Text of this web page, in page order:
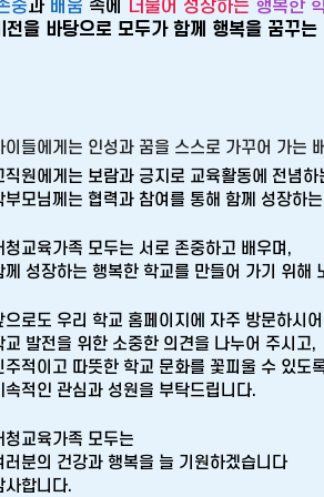
중과 배움 속에 더불어 성장하는 행복한
전을 바탕으로 모두가 함께 행복을 꿈꾸는
이들에게는 인성과 꿈을 스스로 가꾸어 가는
직원에게는 보람과 긍지로 교육활동에 전념하
부모님께는 협력과 참여를 통해 함께 성장하
청교육가족 모두는 서로 존중하고 배우며 ,
께 성장하는 행복한 학교를 만들어 가기 위해
으로도 우리 학교 홈페이지에 자주 방문하시어
교 발전을 위한 소중한 의견을 나누어 주시고,
주적이고 따뜻한 학교 문화를 꽃피울 수 있도
속적인 관심과 성원을 부탁드립니다.
청교육가족 모두는
러분의 건강과 행복을 늘 기원하겠습니다
사합니다.